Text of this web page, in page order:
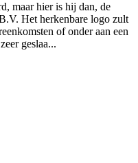
maar hier is hij dan, de
Het herkenbare logo zult
of onder aan een
geslaa...